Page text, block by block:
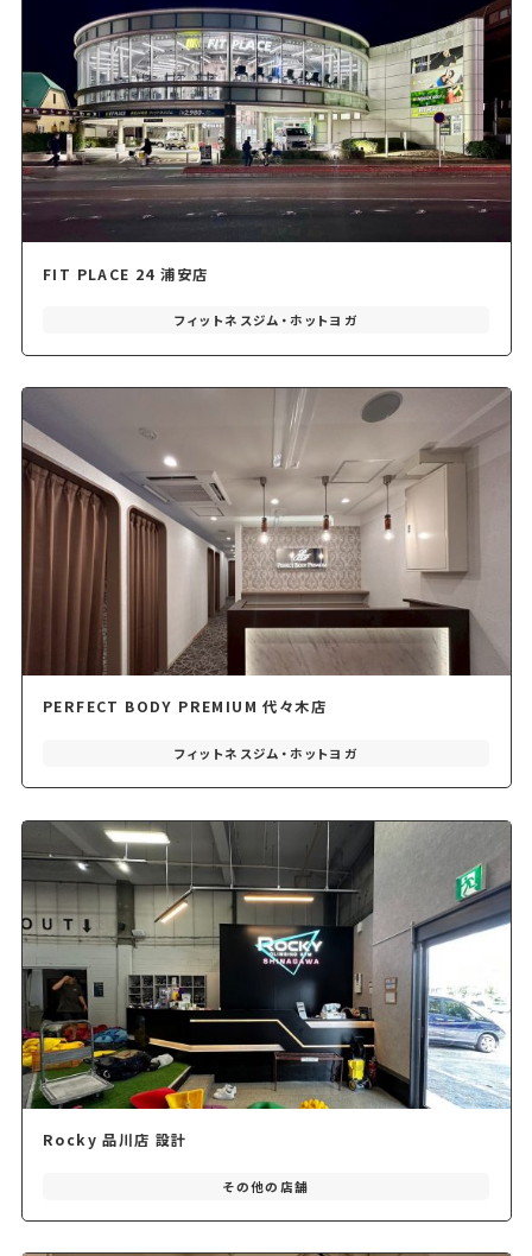
FIT PLACE 24 浦安店
フィットネスジム・ホットヨガ
PERFECT BODY PREMIUM 代々木店
フィットネスジム・ホットヨガ
Rocky 品川店 設計
その他の店舗